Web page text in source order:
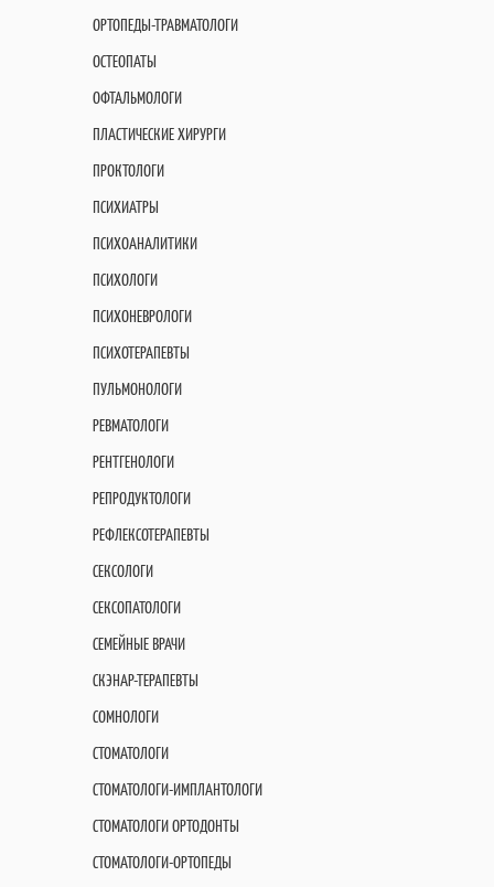
ОРТОПЕДЫ-ТРАВМАТОЛОГИ
ОСТЕОПАТЫ
ОФТАЛЬМОЛОГИ
ПЛАСТИЧЕСКИЕ ХИРУРГИ
ПРОКТОЛОГИ
ПСИХИАТРЫ
ПСИХОАНАЛИТИКИ
ПСИХОЛОГИ
ПСИХОНЕВРОЛОГИ
ПСИХОТЕРАПЕВТЫ
ПУЛЬМОНОЛОГИ
РЕВМАТОЛОГИ
РЕНТГЕНОЛОГИ
РЕПРОДУКТОЛОГИ
РЕФЛЕКСОТЕРАПЕВТЫ
СЕКСОЛОГИ
СЕКСОПАТОЛОГИ
СЕМЕЙНЫЕ ВРАЧИ
СКЭНАР-ТЕРАПЕВТЫ
СОМНОЛОГИ
СТОМАТОЛОГИ
СТОМАТОЛОГИ-ИМПЛАНТОЛОГИ
СТОМАТОЛОГИ ОРТОДОНТЫ
СТОМАТОЛОГИ-ОРТОПЕДЫ